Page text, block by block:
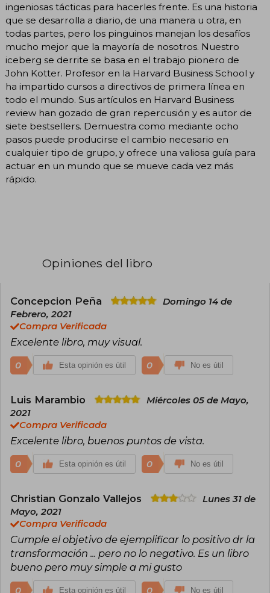
ingeniosas tácticas para hacerles frente. Es una historia
que se desarrolla a diario, de una manera u otra, en
todas partes, pero los pinguinos manejan los desafíos
mucho mejor que la mayoría de nosotros. Nuestro
iceberg se derrite se basa en el trabajo pionero de
John Kotter. Profesor en la Harvard Business School y
ha impartido cursos a directivos de primera línea en
todo el mundo. Sus artículos en Harvard Business
review han gozado de gran repercusión y es autor de
siete bestsellers. Demuestra como mediante ocho
pasos puede producirse el cambio necesario en
cualquier tipo de grupo, y ofrece una valiosa guía para
actuar en un mundo que se mueve cada vez más
rápido.
Opiniones del libro
Concepcion Peña
Domingo 14 de
Febrero, 2021
Compra Verificada
Excelente libro, muy visual.
0 Esta opinión es útil 0 No es útil
Luis Marambio
Miércoles 05 de Mayo,
2021
Compra Verificada
Excelente libro, buenos puntos de vista.
0 Esta opinión es útil 0 No es útil
Christian Gonzalo Vallejos
Lunes 31 de
Mayo, 2021
Compra Verificada
Cumple el objetivo de ejemplificar lo positivo dr la
transformación ... pero no lo negativo. Es un libro
bueno pero muy simple a mi gusto
0 Esta opinión es útil 0 No es útil